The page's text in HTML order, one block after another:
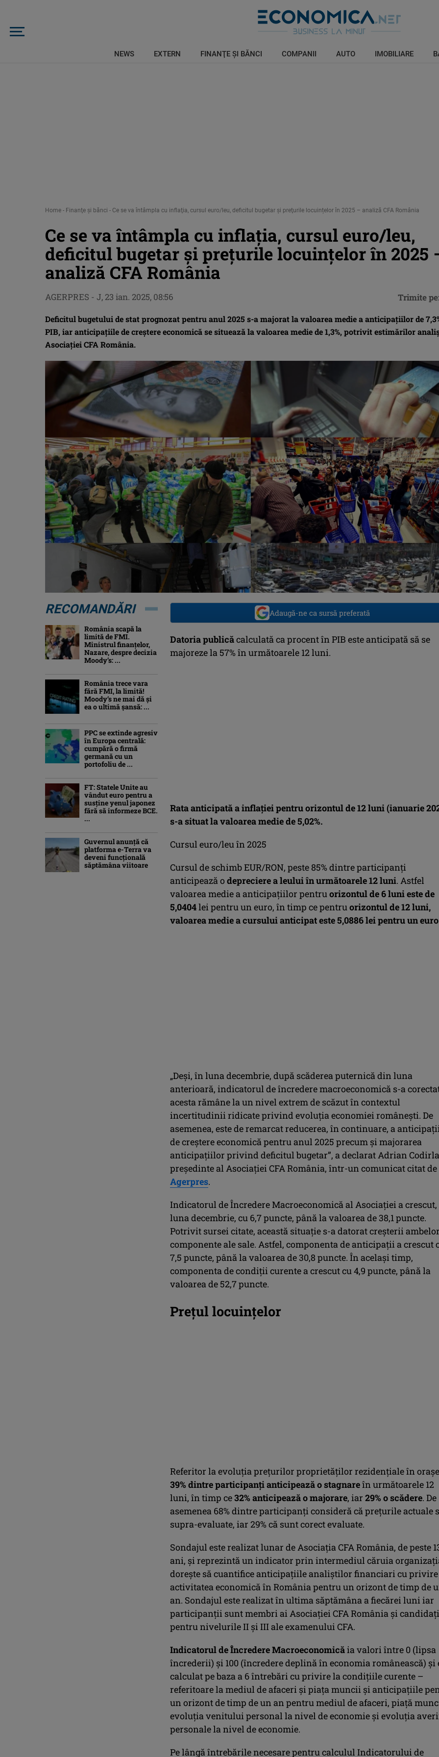
NEWS EXTERN FINANŢE ŞI BĂNCI COMPANII AUTO IMOBILIARE
Home - Finanţe şi bănci - Ce se va întâmpla cu inflaţia, cursul euro/leu, deficitul bugetar şi preţurile locuințelor în 2025 – analiză CFA România
Ce se va întâmpla cu inflaţia, cursul euro/leu,
deficitul bugetar şi preţurile locuințelor în 2025
analiză CFA România
Deficitul bugetului de stat prognozat pentru anul 2025 s-a majorat la valoarea medie a anticipaţiilor de
PIB, iar anticipaţiile de creştere economică se situează la valoarea medie de 1,3%, potrivit estimărilor
Asociaţiei CFA România.
AGERPRES - J, 23 ian. 2025, 08:56 Trimite
Adaugă-ne ca sursă preferată
Datoria publicăcalculată ca procent în PIB este anticipată să se
majoreze la 57% în următoarele 12 luni.
Rata anticipată a inflaţiei pentru orizontul de 12 luni (ianuarie
s-a situat la valoarea medie de 5,02%.
Cursul euro/leu în 2025
Cursul de schimb EUR/RON, peste 85% dintre participanţi
anticipează o depreciere a leului în următoarele 12 luni. Astfel
valoarea medie a anticipaţiilor pentru orizontul de 6 luni este de
5,0404lei pentru un euro, în timp ce pentru orizontul de 12 luni,
valoarea medie a cursului anticipat este 5,0886 lei pentru un
„Deşi, în luna decembrie, după scăderea puternică din luna
anterioară, indicatorul de încredere macroeconomică s-a
acesta rămâne la un nivel extrem de scăzut în contextul
incertitudinii ridicate privind evoluţia economiei româneşti. De
asemenea, este de remarcat reducerea, în continuare, a
de creştere economică pentru anul 2025 precum şi majorarea
anticipaţiilor privind deficitul bugetar”, a declarat Adrian
preşedinte al Asociaţiei CFA România, într-un comunicat citat de
Agerpres.
Indicatorul de Încredere Macroeconomică al Asociaţiei a
luna decembrie, cu 6,7 puncte, până la valoarea de 38,1 puncte.
Potrivit sursei citate, această situaţie s-a datorat creşterii
componente ale sale. Astfel, componenta de anticipaţii a crescut
7,5 puncte, până la valoarea de 30,8 puncte. În acelaşi timp,
componenta de condiţii curente a crescut cu 4,9 puncte, până la
valoarea de 52,7 puncte.
Preţul locuinţelor
Referitor la evoluţia preţurilor proprietăţilor rezidenţiale în
39% dintre participanţi anticipează o stagnareîn următoarele 12
luni, în timp ce32% anticipează o majorare, iar 29% o scădere. De
asemenea 68% dintre participanţi consideră că preţurile actuale
supra-evaluate, iar 29% că sunt corect evaluate.
Sondajul este realizat lunar de Asociaţia CFA România, de peste
ani, şi reprezintă un indicator prin intermediul căruia
doreşte să cuantifice anticipaţiile analiştilor financiari cu
activitatea economică în România pentru un orizont de timp de
an. Sondajul este realizat în ultima săptămâna a fiecărei luni iar
participanţii sunt membri ai Asociaţiei CFA România şi
pentru nivelurile II şi III ale examenului CFA.
Indicatorul de Încredere Macroeconomicăia valori între 0 (lipsa
încrederii) şi 100 (încredere deplină în economia românească) şi
calculat pe baza a 6 întrebări cu privire la condiţiile curente –
referitoare la mediul de afaceri şi piaţa muncii şi anticipaţiile
un orizont de timp de un an pentru mediul de afaceri, piaţă
evoluţia venitului personal la nivel de economie şi evoluţia
personale la nivel de economie.
Pe lângă întrebările necesare pentru calculul Indicatorului de
RECOMANDĂRI
România scapă la
limită de FMI.
Ministrul finanțelor,
Nazare, despre decizia
Moody’s: ...
România trece vara
fără FMI, la limită!
Moody’s ne mai dă și
ea o ultimă șansă: ...
PPC se extinde agresiv
în Europa centrală:
cumpără o firmă
germană cu un
portofoliu de ...
FT: Statele Unite au
vândut euro pentru a
susține yenul japonez
fără să informeze BCE.
...
Guvernul anunță că
platforma e-Terra va
deveni funcţională
săptămâna viitoare